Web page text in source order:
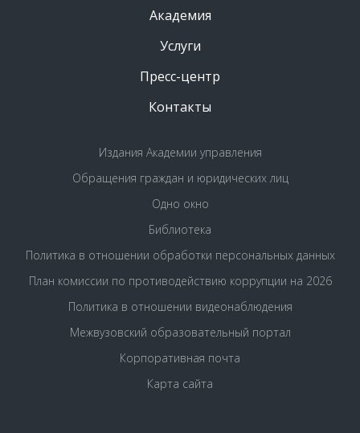
Академия
Услуги
Пресс-центр
Контакты
Издания Академии управления
Обращения граждан и юридических лиц
Одно окно
Библиотека
Политика в отношении обработки персональных данных
План комиссии по противодействию коррупции на 2026
Политика в отношении видеонаблюдения
Межвузовский образовательный портал
Корпоративная почта
Карта сайта